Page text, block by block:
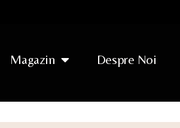
Magazin Despre Noi